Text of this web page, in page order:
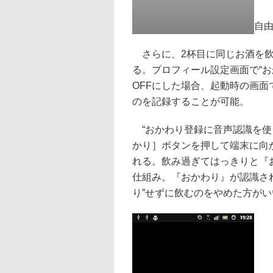
自
さらに、2杯目に同じお酒を
る。プロフィール設定画面で“
OFFにした場合、起動時の画
のを記録することが可能。
“おかわり登録に音声認識を
かり］ボタンを押して端末に
れる。飲み過ぎてはっきりと
仕組み。『おかわり』が認識さ
り”せずに飲むのをやめた方が